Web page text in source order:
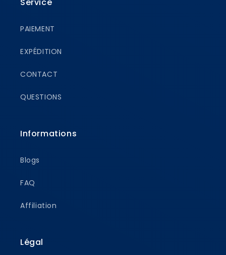
PAIEMENT
EXPÉDITION
CONTACT
QUESTIONS
Informations
Blogs
FAQ
Affiliation
Légal